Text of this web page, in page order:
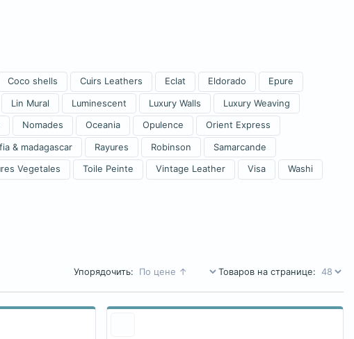
Coco shells Cuirs Leathers Eclat Eldorado Epure
Lin Mural Luminescent Luxury Walls Luxury Weaving
Nomades Oceania Opulence Orient Express
& madagascar Rayures Robinson Samarcande
Vegetales Toile Peinte Vintage Leather Visa Washi
Упорядочить: Товаров на странице: